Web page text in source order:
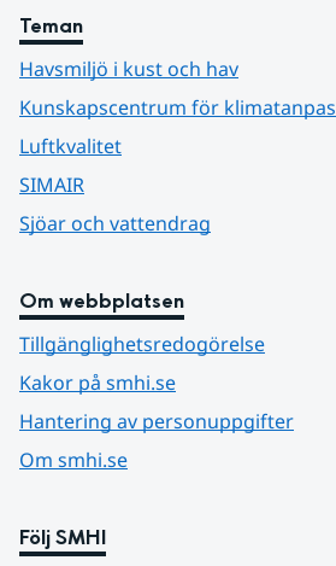
Teman
Havsmiljö i kust och hav
Kunskapscentrum för
Luftkvalitet
SIMAIR
Sjöar och vattendrag
Om webbplatsen
Tillgänglighetsredogörelse
Kakor på smhi.se
Hantering av personuppgifter
Om smhi.se
Följ SMHI